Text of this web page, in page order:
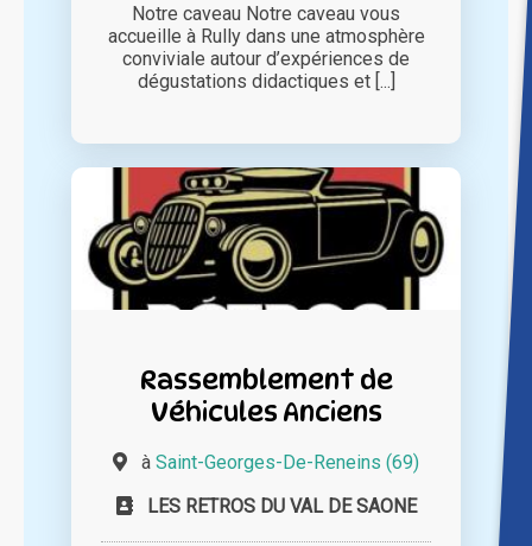
Notre caveau Notre caveau vous
accueille à Rully dans une atmosphère
conviviale autour d’expériences de
dégustations didactiques et [...]
Rassemblement de
Véhicules Anciens
à Saint-Georges-De-Reneins (69)
LES RETROS DU VAL DE SAONE